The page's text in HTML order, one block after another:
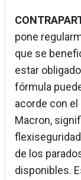
pone
que se
estar
fórmula
acorde con
Macron,
de los
disponibles.